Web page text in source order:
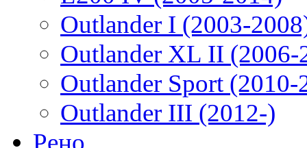
Outlander I (2003-
Outlander XL II (2006-
Outlander Sport (2010-
Outlander III (2012-)